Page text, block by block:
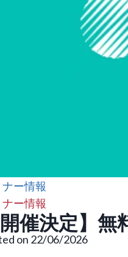
ー情報
ー情報
開催決定】
on 22/06/2026